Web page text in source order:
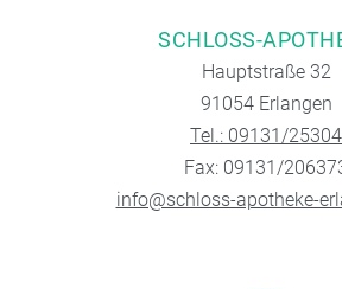
SCHLOSS-
Hauptstraße 32
91054 Erlangen
Tel.: 09131/25304
Fax: 09131/
info@schloss-apotheke-